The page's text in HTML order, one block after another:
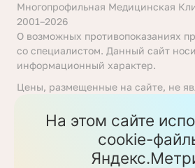
Многопрофильная Медицинская
2001–2026
О возможных противопоказаниях
со специалистом. Данный сайт
информационный характер.
Цены, размещенные на сайте, не
Гражданского кодекса Российской
получением услуги необходимо
ответственных сотрудников
услуг осуществляется на
На этом сайте
cookie-